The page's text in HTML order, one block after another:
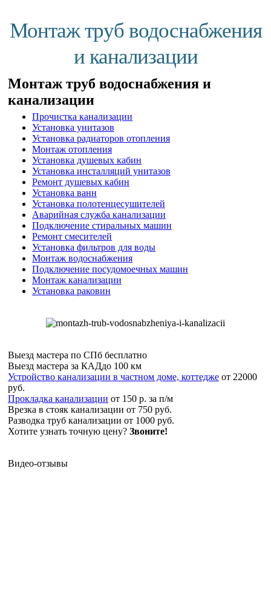
Монтаж труб водоснабжения
и канализации
Монтаж труб водоснабжения и
канализации
Прочистка канализации
Установка унитазов
Установка радиаторов отопления
Монтаж отопления
Установка душевых кабин
Установка инсталляций унитазов
Ремонт душевых кабин
Установка ванн
Установка полотенцесушителей
Аварийная служба канализации
Подключение стиральных машин
Ремонт смесителей
Установка фильтров для воды
Монтаж водоснабжения
Подключение посудомоечных машин
Монтаж канализации
Установка раковин
Выезд мастера по СПб бесплатно
Выезд мастера за КАДдо 100 км
Устройство канализации в частном доме, коттедже от 22000
руб.
Прокладка канализации от 150 р. за п/м
Врезка в стояк канализации от 750 руб.
Разводка труб канализации от 1000 руб.
Хотите узнать точную цену? Звоните!
Видео-отзывы